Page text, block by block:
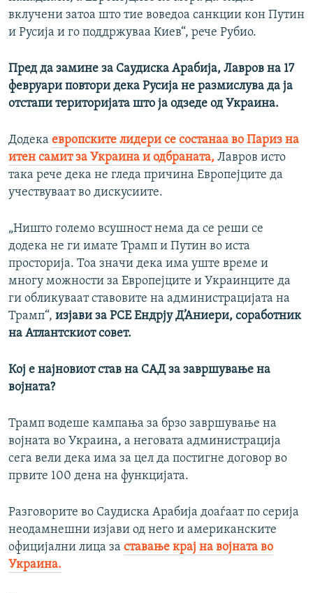
вклучени затоа што тие воведоа санкции кон Путин
и Русија и го поддржуваа Киев“, рече Рубио.
Пред да замине за Саудиска Арабија, Лавров на 17
февруари повтори дека Русија не размислува да ја
отстапи територијата што ја одзеде од Украина.
Додека европските лидери се состанаа во Париз на
итен самит за Украина и одбраната, Лавров исто
така рече дека не гледа причина Европејците да
учествуваат во дискусиите.
„Ништо големо всушност нема да се реши се
додека не ги имате Трамп и Путин во иста
просторија. Тоа значи дека има уште време и
многу можности за Европејците и Украинците да
ги обликуваат ставовите на администрацијата на
Трамп“, изјави за РСЕ Ендрју Д’Аниери, соработник
на Атлантскиот совет.
Кој е најновиот став на САД за завршување на
војната?
Трамп водеше кампања за брзо завршување на
војната во Украина, а неговата администрација
сега вели дека има за цел да постигне договор во
првите 100 дена на функцијата.
Разговорите во Саудиска Арабија доаѓаат по серија
неодамнешни изјави од него и американските
официјални лица за ставање крај на војната во
Украина.